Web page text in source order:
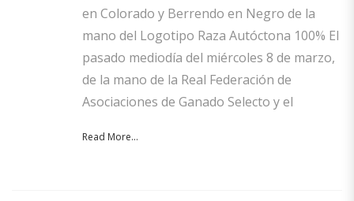
en Colorado y Berrendo en Negro de la
mano del Logotipo Raza Autóctona 100% El
pasado mediodía del miércoles 8 de marzo,
de la mano de la Real Federación de
Asociaciones de Ganado Selecto y el
Read More...